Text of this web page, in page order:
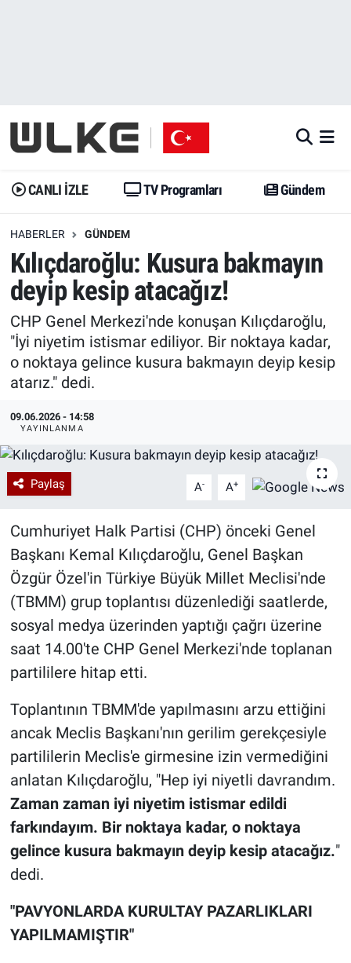
CANLI İZLE TV Programları Gündem
HABERLER GÜNDEM
Kılıçdaroğlu: Kusura bakmayın
deyip kesip atacağız!
CHP Genel Merkezi'nde konuşan Kılıçdaroğlu,
"İyi niyetim istismar ediliyor. Bir noktaya kadar,
o noktaya gelince kusura bakmayın deyip kesip
atarız." dedi.
09.06.2026 - 14:58
YAYINLANMA
Paylaş A- A+
Cumhuriyet Halk Partisi (CHP) önceki Genel
Başkanı Kemal Kılıçdaroğlu, Genel Başkan
Özgür Özel'in Türkiye Büyük Millet Meclisi'nde
(TBMM) grup toplantısı düzenlediği saatlerde,
sosyal medya üzerinden yaptığı çağrı üzerine
saat 14.00'te CHP Genel Merkezi'nde toplanan
partililere hitap etti.
Toplantının TBMM'de yapılmasını arzu ettiğini
ancak Meclis Başkanı'nın gerilim gerekçesiyle
partililerin Meclis'e girmesine izin vermediğini
anlatan Kılıçdaroğlu, "Hep iyi niyetli davrandım.
Zaman zaman iyi niyetim istismar edildi
farkındayım. Bir noktaya kadar, o noktaya
gelince kusura bakmayın deyip kesip atacağız."
dedi.
"PAVYONLARDA KURULTAY PAZARLIKLARI
YAPILMAMIŞTIR"
Gündem
Dünya
Erişim Bilgileri
Ekonomi
Trend
Özel Haberler
Yazarlar
Gündem
Trend
Erişim Bilgileri
Spor
Ekonomi
Dünya
Medya
Özel Haberler
Kadın
Erişim Bilgileri
Sağlık
Teknoloji
İstanbul Namaz Vakitleri
Trafik Durumu
Erişim Bilgileri
Tüm Manşetler
Son Dakika Haberleri
Haber Arşivi